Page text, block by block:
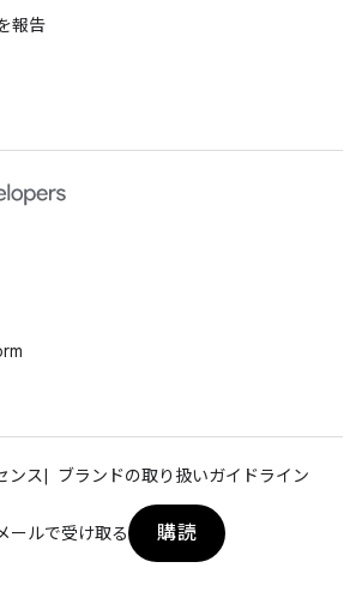
報告
ンス
ブランドの取り扱いガイドライン
ールで受け取る
購読